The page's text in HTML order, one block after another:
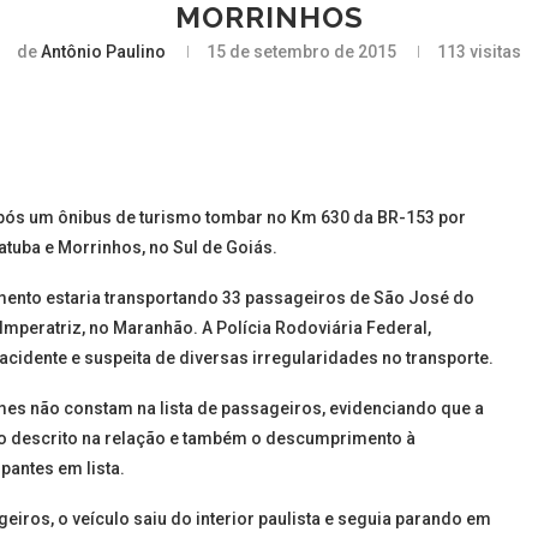
MORRINHOS
deAntônio Paulino 15 de setembro de 2015 113 visitas
um ônibus de turismo tombar no Km 630 da BR-153 por
e Morrinhos, no Sul de Goiás.
estaria transportando 33 passageiros de São José do
no Maranhão. A Polícia Rodoviária Federal,
e suspeita de diversas irregularidades no transporte.
não constam na lista de passageiros, evidenciando que a
na relação e também o descumprimento à
em lista.
o veículo saiu do interior paulista e seguia parando em